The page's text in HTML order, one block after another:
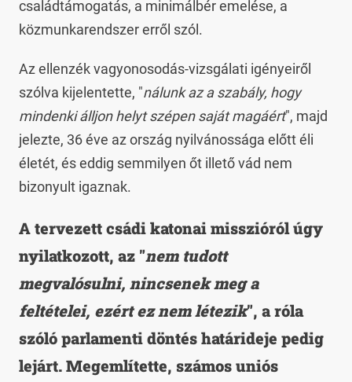
családtámogatás, a minimálbér emelése, a
közmunkarendszer erről szól.
Az ellenzék vagyonosodás-vizsgálati igényeiről
szólva kijelentette, "nálunk az a szabály, hogy
mindenki álljon helyt szépen saját magáért", majd
jelezte, 36 éve az ország nyilvánossága előtt éli
életét, és eddig semmilyen őt illető vád nem
bizonyult igaznak.
A tervezett csádi katonai misszióról úgy
nyilatkozott, az "nem tudott
megvalósulni, nincsenek meg a
feltételei, ezért ez nem létezik", a róla
szóló parlamenti döntés határideje pedig
lejárt. Megemlítette, számos uniós